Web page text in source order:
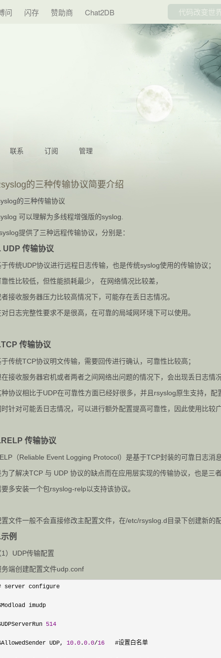
问 闪存 赞助商 Chat2DB
联系 订阅 管理
的三种传输协议简要介绍
的三种传输协议
可以理解为多线程增强版的syslog.
提供了三种远程传输协议，分别是：
UDP 传输协议
于传统UDP协议进行远程日志传输，也是传统syslog使用的传输协议；
靠性比较低，但性能损耗最少， 在网络情况比较差，
者接收服务器压力比较高情况下，可能存在丢日志情况。
对日志完整性要求不是很高，在可靠的局域网环境下可以使用。
传输协议
于传统TCP协议明文传输，需要回传进行确认，可靠性比较高；
在接收服务器宕机或者两者之间网络出问题的情况下，会出现丢日志情况
种协议相比于UDP在可靠性方面已经好很多，并且rsyslog原生支持，配
时针对可能丢日志情况，可以进行额外配置提高可靠性，因此使用比较广
传输协议
（Reliable Event Logging Protocol）是基于TCP封装的可靠日志消息
为了解决TCP 与 UDP 协议的缺点而在应用层实现的传输协议，也是三
要多安装一个包rsyslog-relp以支持该协议。
置文件一般不会直接修改主配置文件，在/etc/rsyslog.d目录下创建新的
例
1）UDP传输配置
务端创建配置文件udp.conf
server configure
imudp
514
UDP, 10.0 .0.0/16
   #设置白名单